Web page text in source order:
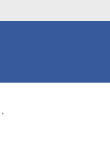
fluvial ...